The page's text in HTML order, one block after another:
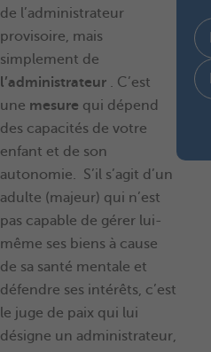
de l’administrateur
provisoire, mais
simplement de
l’administrateur . C’est
une mesure qui dépend
des capacités de votre
enfant et de son
autonomie. S’il s’agit d’un
adulte (majeur) qui n’est
pas capable de gérer lui-
même ses biens à cause
de sa santé mentale et
défendre ses intérêts, c’est
le juge de paix qui lui
désigne un administrateur,